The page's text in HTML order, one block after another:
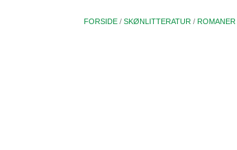
FORSIDE / SKØNLITTERATUR / ROMANER